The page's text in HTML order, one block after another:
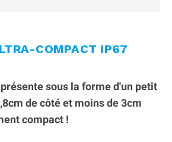
COMPACT IP67
sous la forme d'un petit
de côté et moins de 3cm
compact !